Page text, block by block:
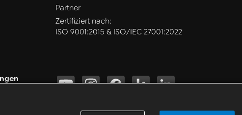
Partner
Zertifiziert nach:
ISO 9001:2015 & ISO/IEC 27001:2022